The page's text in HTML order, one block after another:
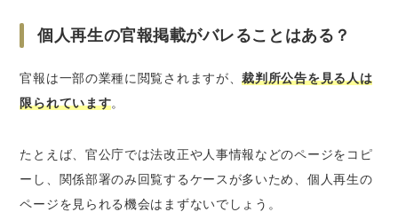
個人再生の官報掲載がバレることはある？
官報は一部の業種に閲覧されますが、裁判所公告を見る人は
限られています。
たとえば、官公庁では法改正や人事情報などのページをコピ
ーし、関係部署のみ回覧するケースが多いため、個人再生の
ページを見られる機会はまずないでしょう。